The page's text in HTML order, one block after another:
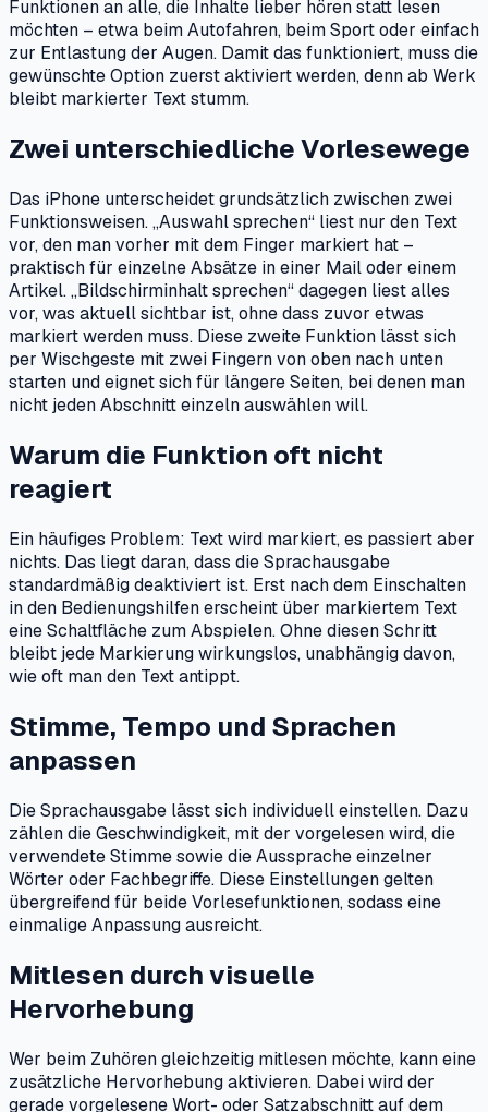
Funktionen an alle, die Inhalte lieber hören statt lesen
möchten – etwa beim Autofahren, beim Sport oder einfach
zur Entlastung der Augen. Damit das funktioniert, muss die
gewünschte Option zuerst aktiviert werden, denn ab Werk
bleibt markierter Text stumm.
Zwei unterschiedliche Vorlesewege
Das iPhone unterscheidet grundsätzlich zwischen zwei
Funktionsweisen. „Auswahl sprechen“ liest nur den Text
vor, den man vorher mit dem Finger markiert hat –
praktisch für einzelne Absätze in einer Mail oder einem
Artikel. „Bildschirminhalt sprechen“ dagegen liest alles
vor, was aktuell sichtbar ist, ohne dass zuvor etwas
markiert werden muss. Diese zweite Funktion lässt sich
per Wischgeste mit zwei Fingern von oben nach unten
starten und eignet sich für längere Seiten, bei denen man
nicht jeden Abschnitt einzeln auswählen will.
Warum die Funktion oft nicht
reagiert
Ein häufiges Problem: Text wird markiert, es passiert aber
nichts. Das liegt daran, dass die Sprachausgabe
standardmäßig deaktiviert ist. Erst nach dem Einschalten
in den Bedienungshilfen erscheint über markiertem Text
eine Schaltfläche zum Abspielen. Ohne diesen Schritt
bleibt jede Markierung wirkungslos, unabhängig davon,
wie oft man den Text antippt.
Stimme, Tempo und Sprachen
anpassen
Die Sprachausgabe lässt sich individuell einstellen. Dazu
zählen die Geschwindigkeit, mit der vorgelesen wird, die
verwendete Stimme sowie die Aussprache einzelner
Wörter oder Fachbegriffe. Diese Einstellungen gelten
übergreifend für beide Vorlesefunktionen, sodass eine
einmalige Anpassung ausreicht.
Mitlesen durch visuelle
Hervorhebung
Wer beim Zuhören gleichzeitig mitlesen möchte, kann eine
zusätzliche Hervorhebung aktivieren. Dabei wird der
gerade vorgelesene Wort- oder Satzabschnitt auf dem